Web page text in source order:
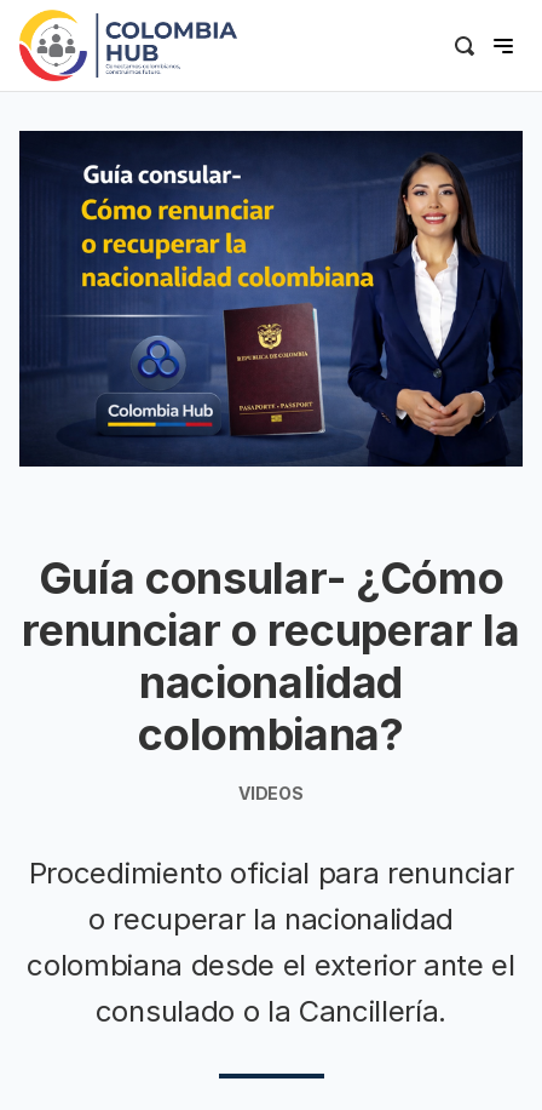
Guía consular- ¿Cómo
renunciar o recuperar la
nacionalidad
colombiana?
VIDEOS
Procedimiento oficial para renunciar
o recuperar la nacionalidad
colombiana desde el exterior ante el
consulado o la Cancillería.